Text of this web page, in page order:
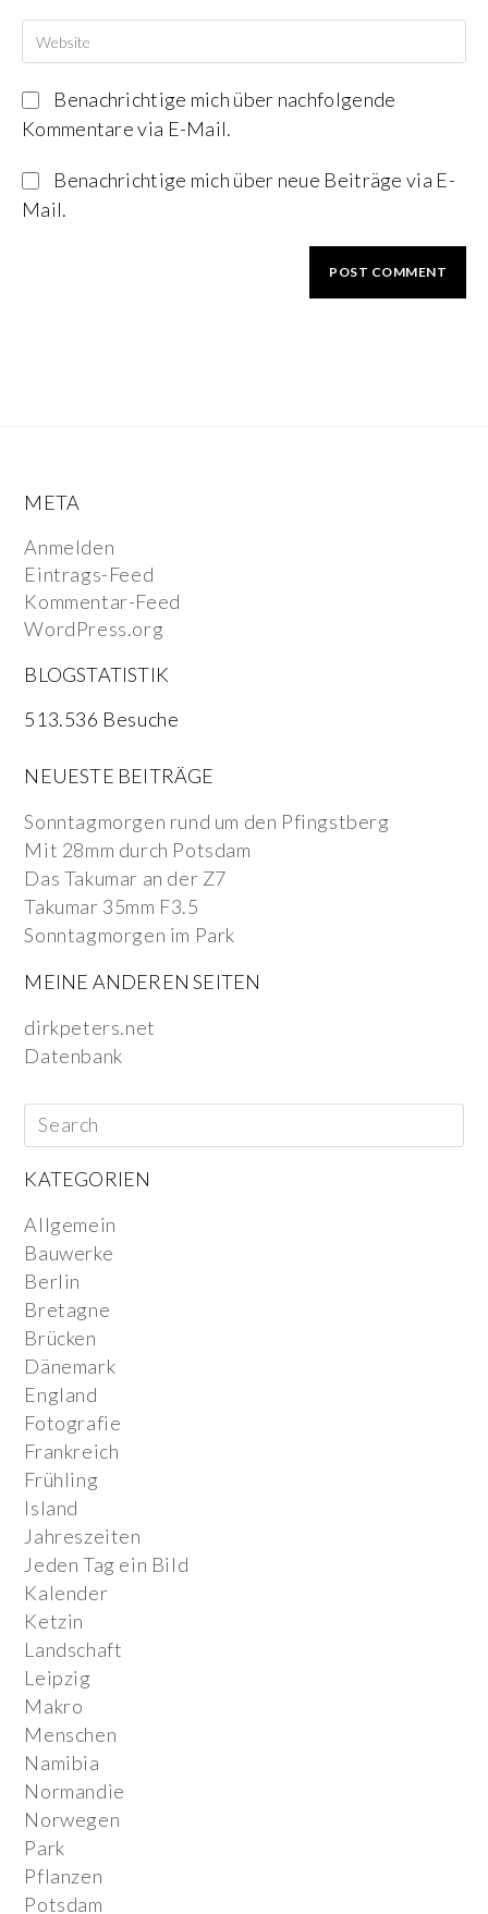
Benachrichtige mich über nachfolgende
Kommentare via E-Mail.
Benachrichtige mich über neue Beiträge via E-
Mail.
META
Anmelden
Eintrags-Feed
Kommentar-Feed
WordPress.org
BLOGSTATISTIK
513.536 Besuche
NEUESTE BEITRÄGE
Sonntagmorgen rund um den Pfingstberg
Mit 28mm durch Potsdam
Das Takumar an der Z7
Takumar 35mm F3.5
Sonntagmorgen im Park
MEINE ANDEREN SEITEN
dirkpeters.net
Datenbank
KATEGORIEN
Allgemein
Bauwerke
Berlin
Bretagne
Brücken
Dänemark
England
Fotografie
Frankreich
Frühling
Island
Jahreszeiten
Jeden Tag ein Bild
Kalender
Ketzin
Landschaft
Leipzig
Makro
Menschen
Namibia
Normandie
Norwegen
Park
Pflanzen
Potsdam